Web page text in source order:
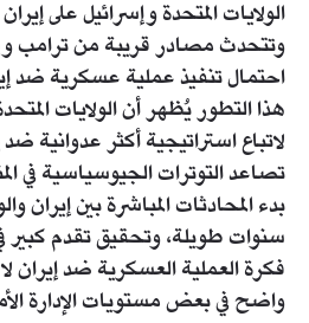
الولايات المتحدة وإسرائيل على
وتتحدث مصادر قريبة من ترامب
احتمال تنفيذ عملية عسكرية ضد
هذا التطور يُظهر أن الولايات
لاتباع استراتيجية أكثر عدوانية
تصاعد التوترات الجيوسياسية في
بدء المحادثات المباشرة بين إيران
سنوات طويلة، وتحقيق تقدم كبير في
فكرة العملية العسكرية ضد إيران
واضح في بعض مستويات الإدارة